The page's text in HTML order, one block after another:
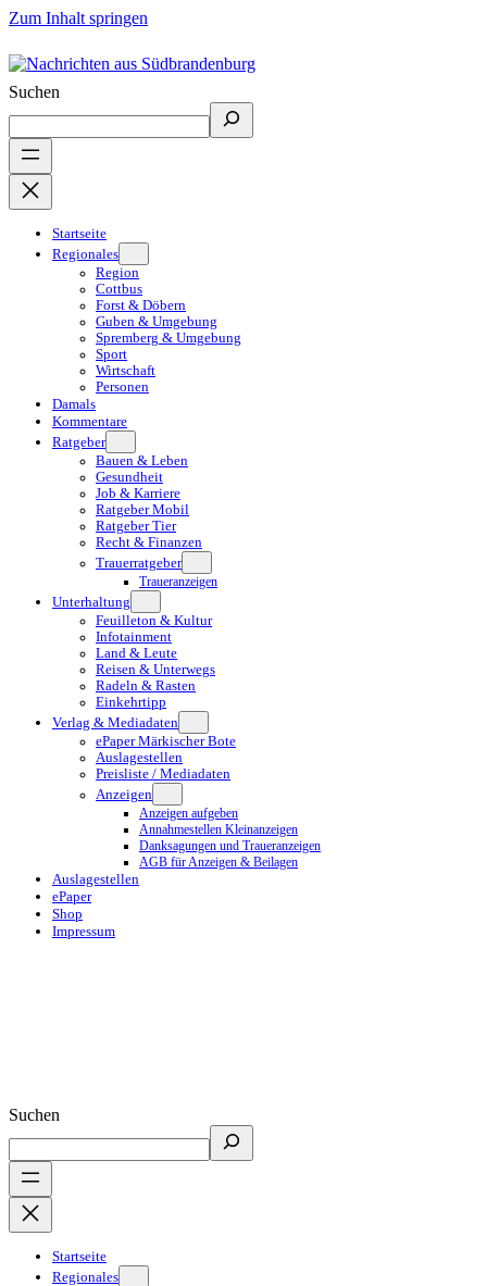
Zum Inhalt springen
Suchen
Startseite
Regionales
Region
Cottbus
Forst & Döbern
Guben & Umgebung
Spremberg & Umgebung
Sport
Wirtschaft
Personen
Damals
Kommentare
Ratgeber
Bauen & Leben
Gesundheit
Job & Karriere
Ratgeber Mobil
Ratgeber Tier
Recht & Finanzen
Trauerratgeber
Traueranzeigen
Unterhaltung
Feuilleton & Kultur
Infotainment
Land & Leute
Reisen & Unterwegs
Radeln & Rasten
Einkehrtipp
Verlag & Mediadaten
ePaper Märkischer Bote
Auslagestellen
Preisliste / Mediadaten
Anzeigen
Anzeigen aufgeben
Annahmestellen Kleinanzeigen
Danksagungen und Traueranzeigen
AGB für Anzeigen & Beilagen
Auslagestellen
ePaper
Shop
Impressum
Suchen
Startseite
Regionales